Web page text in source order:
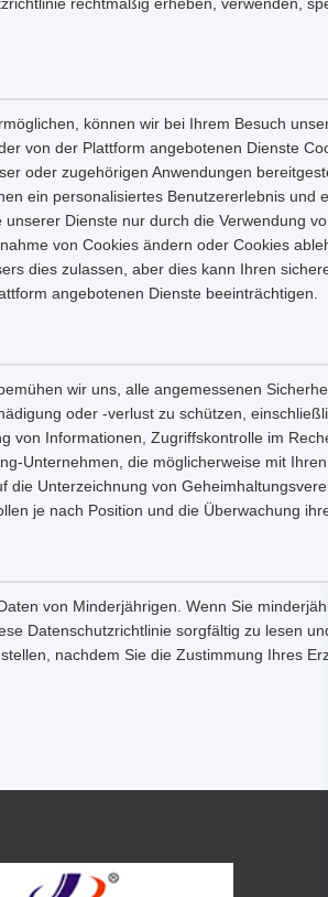
können wir bei Ihrem Besuch
von der Plattform angebotenen Dienste
oder zugehörigen Anwendungen
ein personalisiertes Benutzererlebnis und
Dienste nur durch die Verwendung
von Cookies ändern oder Cookies
dies zulassen, aber dies kann Ihren
angebotenen Dienste beeinträchtigen.
wir uns, alle angemessenen
oder -verlust zu schützen,
von Informationen, Zugriffskontrolle im
Unternehmen, die möglicherweise mit
Unterzeichnung von
je nach Position und die Überwachung
von Minderjährigen. Wenn Sie
Datenschutzrichtlinie sorgfältig zu lesen
nachdem Sie die Zustimmung Ihres